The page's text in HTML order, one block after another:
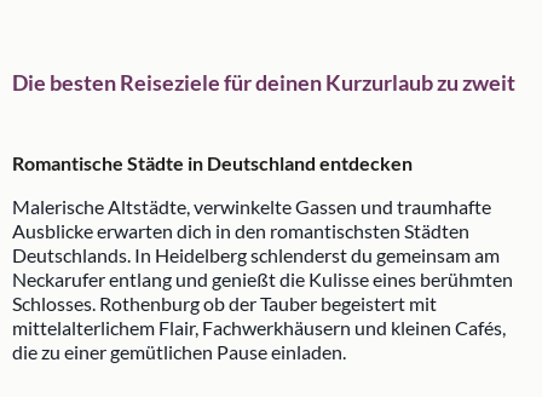
Die besten Reiseziele für deinen Kurzurlaub zu zweit
Romantische Städte in Deutschland entdecken
Malerische Altstädte, verwinkelte Gassen und traumhafte
Ausblicke erwarten dich in den romantischsten Städten
Deutschlands. In Heidelberg schlenderst du gemeinsam am
Neckarufer entlang und genießt die Kulisse eines berühmten
Schlosses. Rothenburg ob der Tauber begeistert mit
mittelalterlichem Flair, Fachwerkhäusern und kleinen Cafés,
die zu einer gemütlichen Pause einladen.